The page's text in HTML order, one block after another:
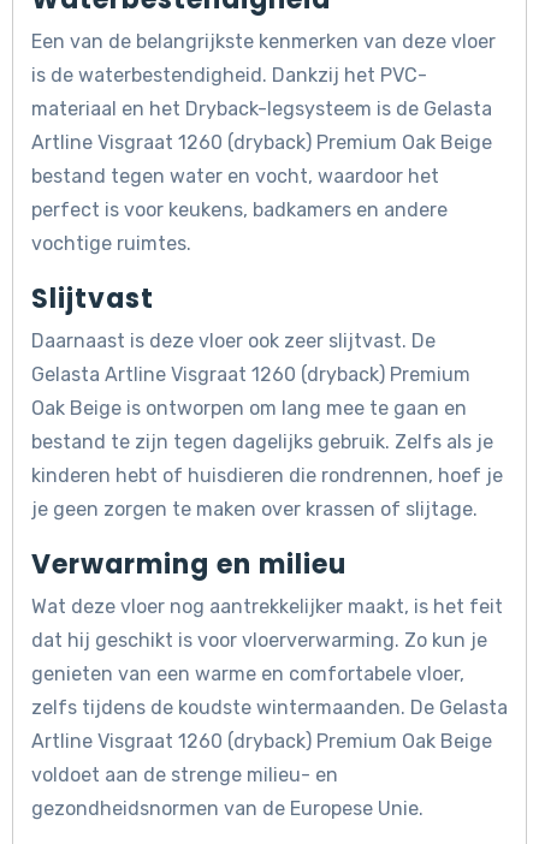
Een van de belangrijkste kenmerken van deze vloer
is de waterbestendigheid. Dankzij het PVC-
materiaal en het Dryback-legsysteem is de Gelasta
Artline Visgraat 1260 (dryback) Premium Oak Beige
bestand tegen water en vocht, waardoor het
perfect is voor keukens, badkamers en andere
vochtige ruimtes.
Slijtvast
Daarnaast is deze vloer ook zeer slijtvast. De
Gelasta Artline Visgraat 1260 (dryback) Premium
Oak Beige is ontworpen om lang mee te gaan en
bestand te zijn tegen dagelijks gebruik. Zelfs als je
kinderen hebt of huisdieren die rondrennen, hoef je
je geen zorgen te maken over krassen of slijtage.
Verwarming en milieu
Wat deze vloer nog aantrekkelijker maakt, is het feit
dat hij geschikt is voor vloerverwarming. Zo kun je
genieten van een warme en comfortabele vloer,
zelfs tijdens de koudste wintermaanden. De Gelasta
Artline Visgraat 1260 (dryback) Premium Oak Beige
voldoet aan de strenge milieu- en
gezondheidsnormen van de Europese Unie.